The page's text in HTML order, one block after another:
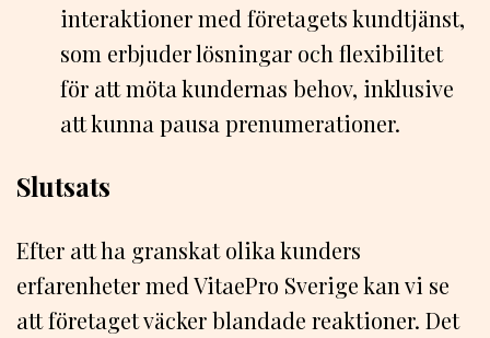
interaktioner med företagets kundtjänst,
som erbjuder lösningar och flexibilitet
för att möta kundernas behov, inklusive
att kunna pausa prenumerationer.
Slutsats
Efter att ha granskat olika kunders
erfarenheter med VitaePro Sverige kan vi se
att företaget väcker blandade reaktioner. Det